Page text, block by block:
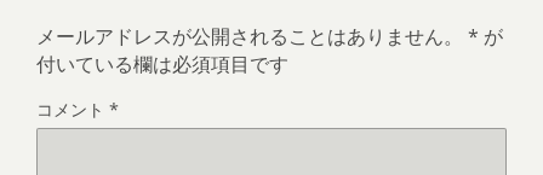
メールアドレスが公開されることはありません。 * が
付いている欄は必須項目です
コメント *